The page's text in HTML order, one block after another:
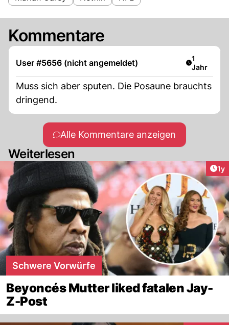
Kommentare
User #5656 (nicht angemeldet) Artikel
1
Jahr
Muss sich aber sputen. Die Posaune brauchts
dringend.
Alle Kommentare anzeigen
Weiterlesen
1y
Schwere Vorwürfe
Beyoncés Mutter liked fatalen Jay-
Z-Post